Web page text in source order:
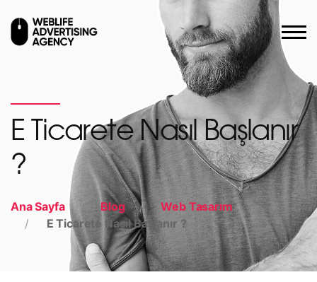
E Ticarete Nasıl Başlanır
?
Ana Sayfa Blog
Web Tasarım
E Ticarete Nasıl Başlanır ?